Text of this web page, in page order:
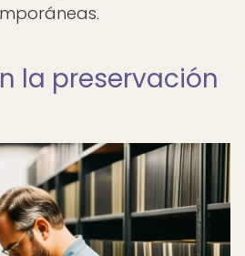
la preservación